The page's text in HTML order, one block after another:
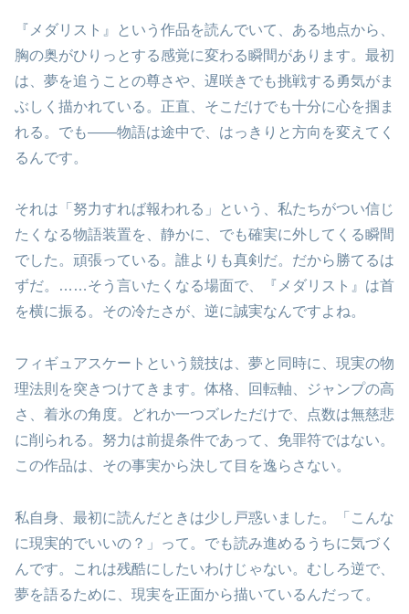
『メダリスト』という作品を読んでいて、ある地点から、
胸の奥がひりっとする感覚に変わる瞬間があります。最初
は、夢を追うことの尊さや、遅咲きでも挑戦する勇気がま
ぶしく描かれている。正直、そこだけでも十分に心を掴ま
れる。でも――物語は途中で、はっきりと方向を変えてく
るんです。
それは「努力すれば報われる」という、私たちがつい信じ
たくなる物語装置を、静かに、でも確実に外してくる瞬間
でした。頑張っている。誰よりも真剣だ。だから勝てるは
ずだ。……そう言いたくなる場面で、『メダリスト』は首
を横に振る。その冷たさが、逆に誠実なんですよね。
フィギュアスケートという競技は、夢と同時に、現実の物
理法則を突きつけてきます。体格、回転軸、ジャンプの高
さ、着氷の角度。どれか一つズレただけで、点数は無慈悲
に削られる。努力は前提条件であって、免罪符ではない。
この作品は、その事実から決して目を逸らさない。
私自身、最初に読んだときは少し戸惑いました。「こんな
に現実的でいいの？」って。でも読み進めるうちに気づく
んです。これは残酷にしたいわけじゃない。むしろ逆で、
夢を語るために、現実を正面から描いているんだって。